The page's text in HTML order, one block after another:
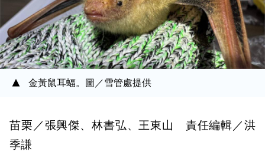
金黃鼠耳蝠。圖／雪管處提供
苗栗／張興傑、林書弘、王東山 責任編輯／洪
季謙